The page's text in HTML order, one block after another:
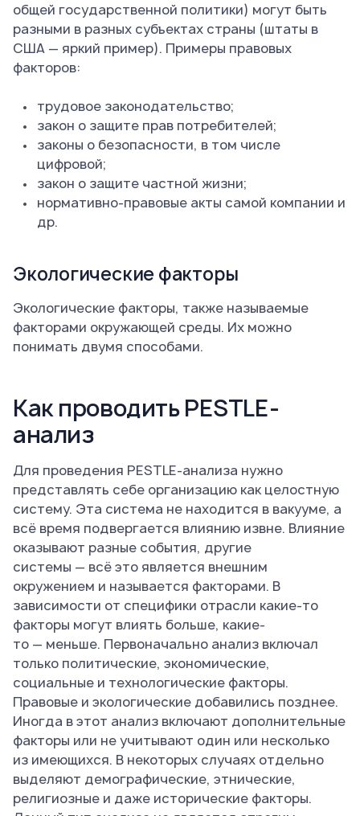
общей государственной политики) могут быть
разными в разных субъектах страны (штаты в
США — яркий пример). Примеры правовых
факторов:
трудовое законодательство;
закон о защите прав потребителей;
законы о безопасности, в том числе
цифровой;
закон о защите частной жизни;
нормативно-правовые акты самой компании и
др.
Экологические факторы
Экологические факторы, также называемые
факторами окружающей среды. Их можно
понимать двумя способами.
Как проводить PESTLE-
анализ
Для проведения PESTLE-анализа нужно
представлять себе организацию как целостную
систему. Эта система не находится в вакууме, а
всё время подвергается влиянию извне. Влияние
оказывают разные события, другие
системы — всё это является внешним
окружением и называется факторами. В
зависимости от специфики отрасли какие-то
факторы могут влиять больше, какие-
то — меньше. Первоначально анализ включал
только политические, экономические,
социальные и технологические факторы.
Правовые и экологические добавились позднее.
Иногда в этот анализ включают дополнительные
факторы или не учитывают один или несколько
из имеющихся. В некоторых случаях отдельно
выделяют демографические, этнические,
религиозные и даже исторические факторы.